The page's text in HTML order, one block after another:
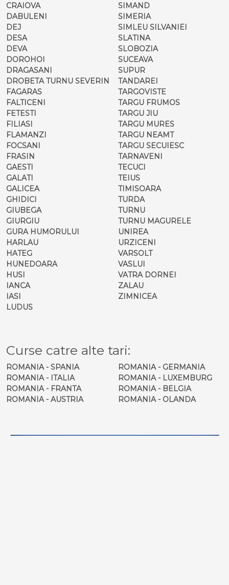
CRAIOVA
DABULENI
DEJ
DESA
DEVA
DOROHOI
DRAGASANI
DROBETA TURNU SEVERIN
FAGARAS
FALTICENI
FETESTI
FILIASI
FLAMANZI
FOCSANI
FRASIN
GAESTI
GALATI
GALICEA
GHIDICI
GIUBEGA
GIURGIU
GURA HUMORULUI
HARLAU
HATEG
HUNEDOARA
HUSI
IANCA
IASI
LUDUS
SIMAND
SIMERIA
SIMLEU SILVANIEI
SLATINA
SLOBOZIA
SUCEAVA
SUPUR
TANDAREI
TARGOVISTE
TARGU FRUMOS
TARGU JIU
TARGU MURES
TARGU NEAMT
TARGU SECUIESC
TARNAVENI
TECUCI
TEIUS
TIMISOARA
TURDA
TURNU
TURNU MAGURELE
UNIREA
URZICENI
VARSOLT
VASLUI
VATRA DORNEI
ZALAU
ZIMNICEA
Curse catre alte tari:
ROMANIA - SPANIA
ROMANIA - ITALIA
ROMANIA - FRANTA
ROMANIA - AUSTRIA
ROMANIA - GERMANIA
ROMANIA - LUXEMBURG
ROMANIA - BELGIA
ROMANIA - OLANDA